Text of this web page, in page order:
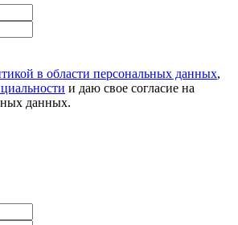
в области персональных данных,
и даю свое согласие на
данных.